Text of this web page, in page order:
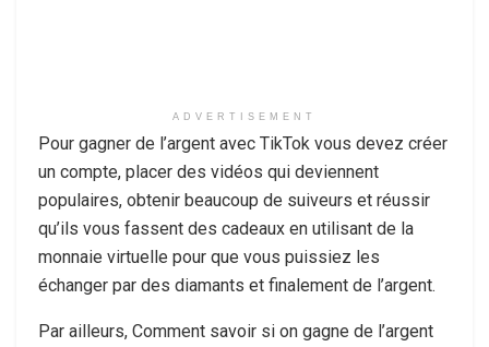
ADVERTISEMENT
Pour gagner de l’argent avec TikTok vous devez créer
un compte, placer des vidéos qui deviennent
populaires, obtenir beaucoup de suiveurs et réussir
qu’ils vous fassent des cadeaux en utilisant de la
monnaie virtuelle pour que vous puissiez les
échanger par des diamants et finalement de l’argent.
Par ailleurs, Comment savoir si on gagne de l’argent